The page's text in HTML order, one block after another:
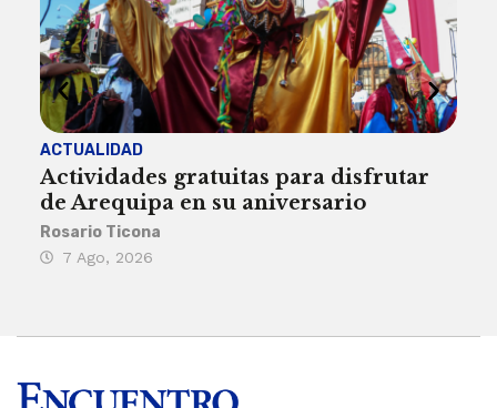
ACTUALIDAD
Actividades gratuitas para disfrutar
de Arequipa en su aniversario
Rosario Ticona
7 Ago, 2026